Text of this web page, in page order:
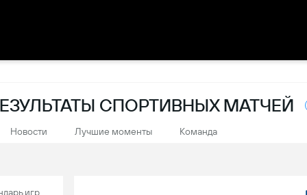
РЕЗУЛЬТАТЫ СПОРТИВНЫХ МАТЧЕЙ
Новости Лучшие моменты Команда
игр